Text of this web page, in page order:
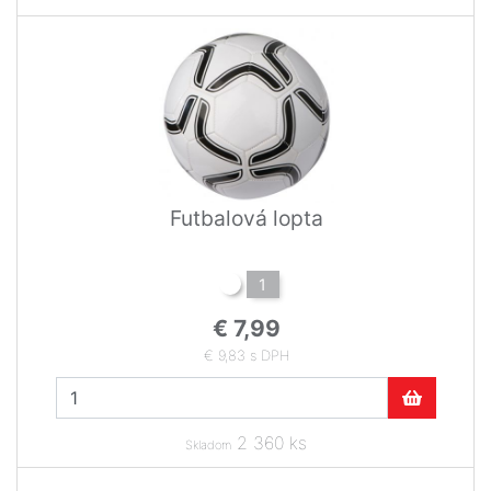
Futbalová lopta
1
€ 7,99
€ 9,83 s DPH
Skladom 2 360 ks